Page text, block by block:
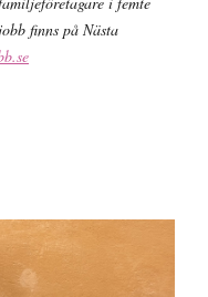
finns på Nästa